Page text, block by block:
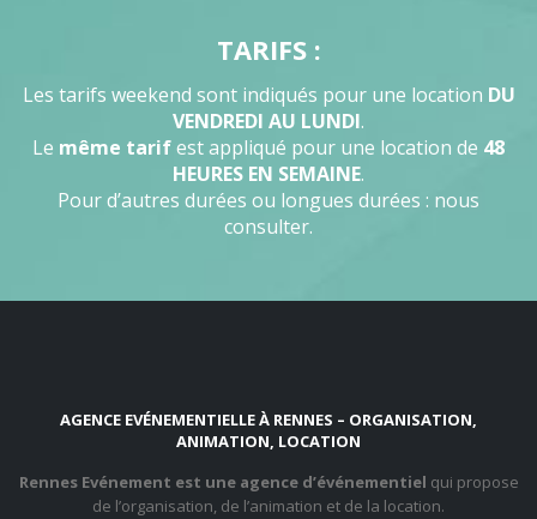
TARIFS :
Les tarifs weekend sont indiqués pour une location DU
VENDREDI AU LUNDI.
Le même tarifest appliqué pour une location de 48
HEURES EN SEMAINE.
Pour d’autres durées ou longues durées : nous
consulter.
AGENCE EVÉNEMENTIELLE À RENNES – ORGANISATION,
ANIMATION, LOCATION
Rennes Evénement est une agence d’événementiel qui propose
de l’organisation, de l’animation et de la location.